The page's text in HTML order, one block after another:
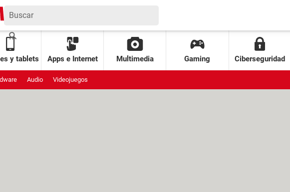
y tablets Apps e Internet Multimedia Gaming Ciberseguridad
Audio Videojuegos